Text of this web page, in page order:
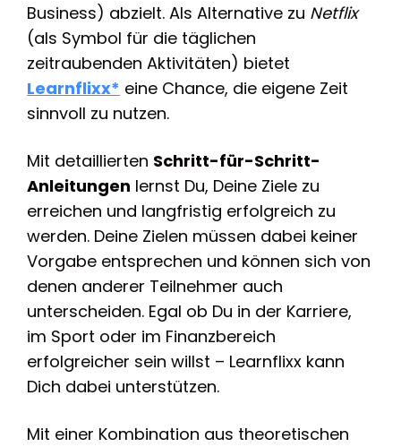
Business) abzielt. Als Alternative zu Netflix
(als Symbol für die täglichen
zeitraubenden Aktivitäten) bietet
Learnflixx* eine Chance, die eigene Zeit
sinnvoll zu nutzen.
Mit detaillierten Schritt-für-Schritt-
Anleitungen lernst Du, Deine Ziele zu
erreichen und langfristig erfolgreich zu
werden. Deine Zielen müssen dabei keiner
Vorgabe entsprechen und können sich von
denen anderer Teilnehmer auch
unterscheiden. Egal ob Du in der Karriere,
im Sport oder im Finanzbereich
erfolgreicher sein willst – Learnflixx kann
Dich dabei unterstützen.
Mit einer Kombination aus theoretischen